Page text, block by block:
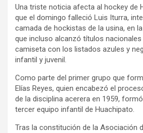
Una triste noticia afecta al hockey de
que el domingo falleció Luis Iturra,
camada de hockistas de la usina, en
que incluso alcanzó títulos
camiseta con los listados azules y
infantil y juvenil.
Como parte del primer grupo que
Elías Reyes, quien encabezó el
de la disciplina acerera en 1959,
tercer equipo infantil de Huachipato.
Tras la constitución de la Asociación